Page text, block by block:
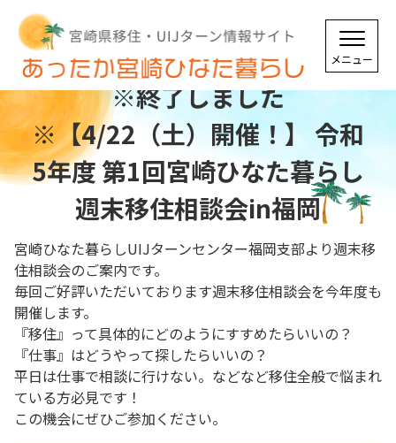
※終了しました
※【4/22（土）開催！】 令和
5年度 第1回宮崎ひなた暮らし
週末移住相談会in福岡
宮崎ひなた暮らしUIJターンセンター福岡支部より週末移
住相談会のご案内です。
毎回ご好評いただいております週末移住相談会を今年度も
開催します。
『移住』って具体的にどのようにすすめたらいいの？
『仕事』はどうやって探したらいいの？
平日は仕事で相談に行けない。などなど移住全般で悩まれ
ている方必見です！
この機会にぜひご参加ください。